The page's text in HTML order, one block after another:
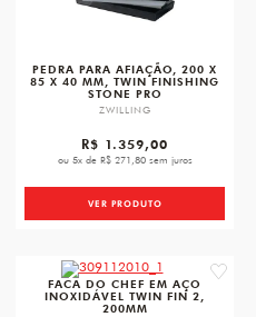
PEDRA PARA AFIAÇÃO, 200 X
85 X 40 MM, TWIN FINISHING
STONE PRO
ZWILLING
R$ 1.359,00
ou 5x de R$ 271,80 sem juros
VER PRODUTO
favorite
FACA DO CHEF EM AÇO
INOXIDÁVEL TWIN FIN 2,
200MM